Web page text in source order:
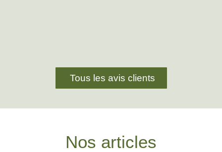
Tous les avis clients
Nos articles